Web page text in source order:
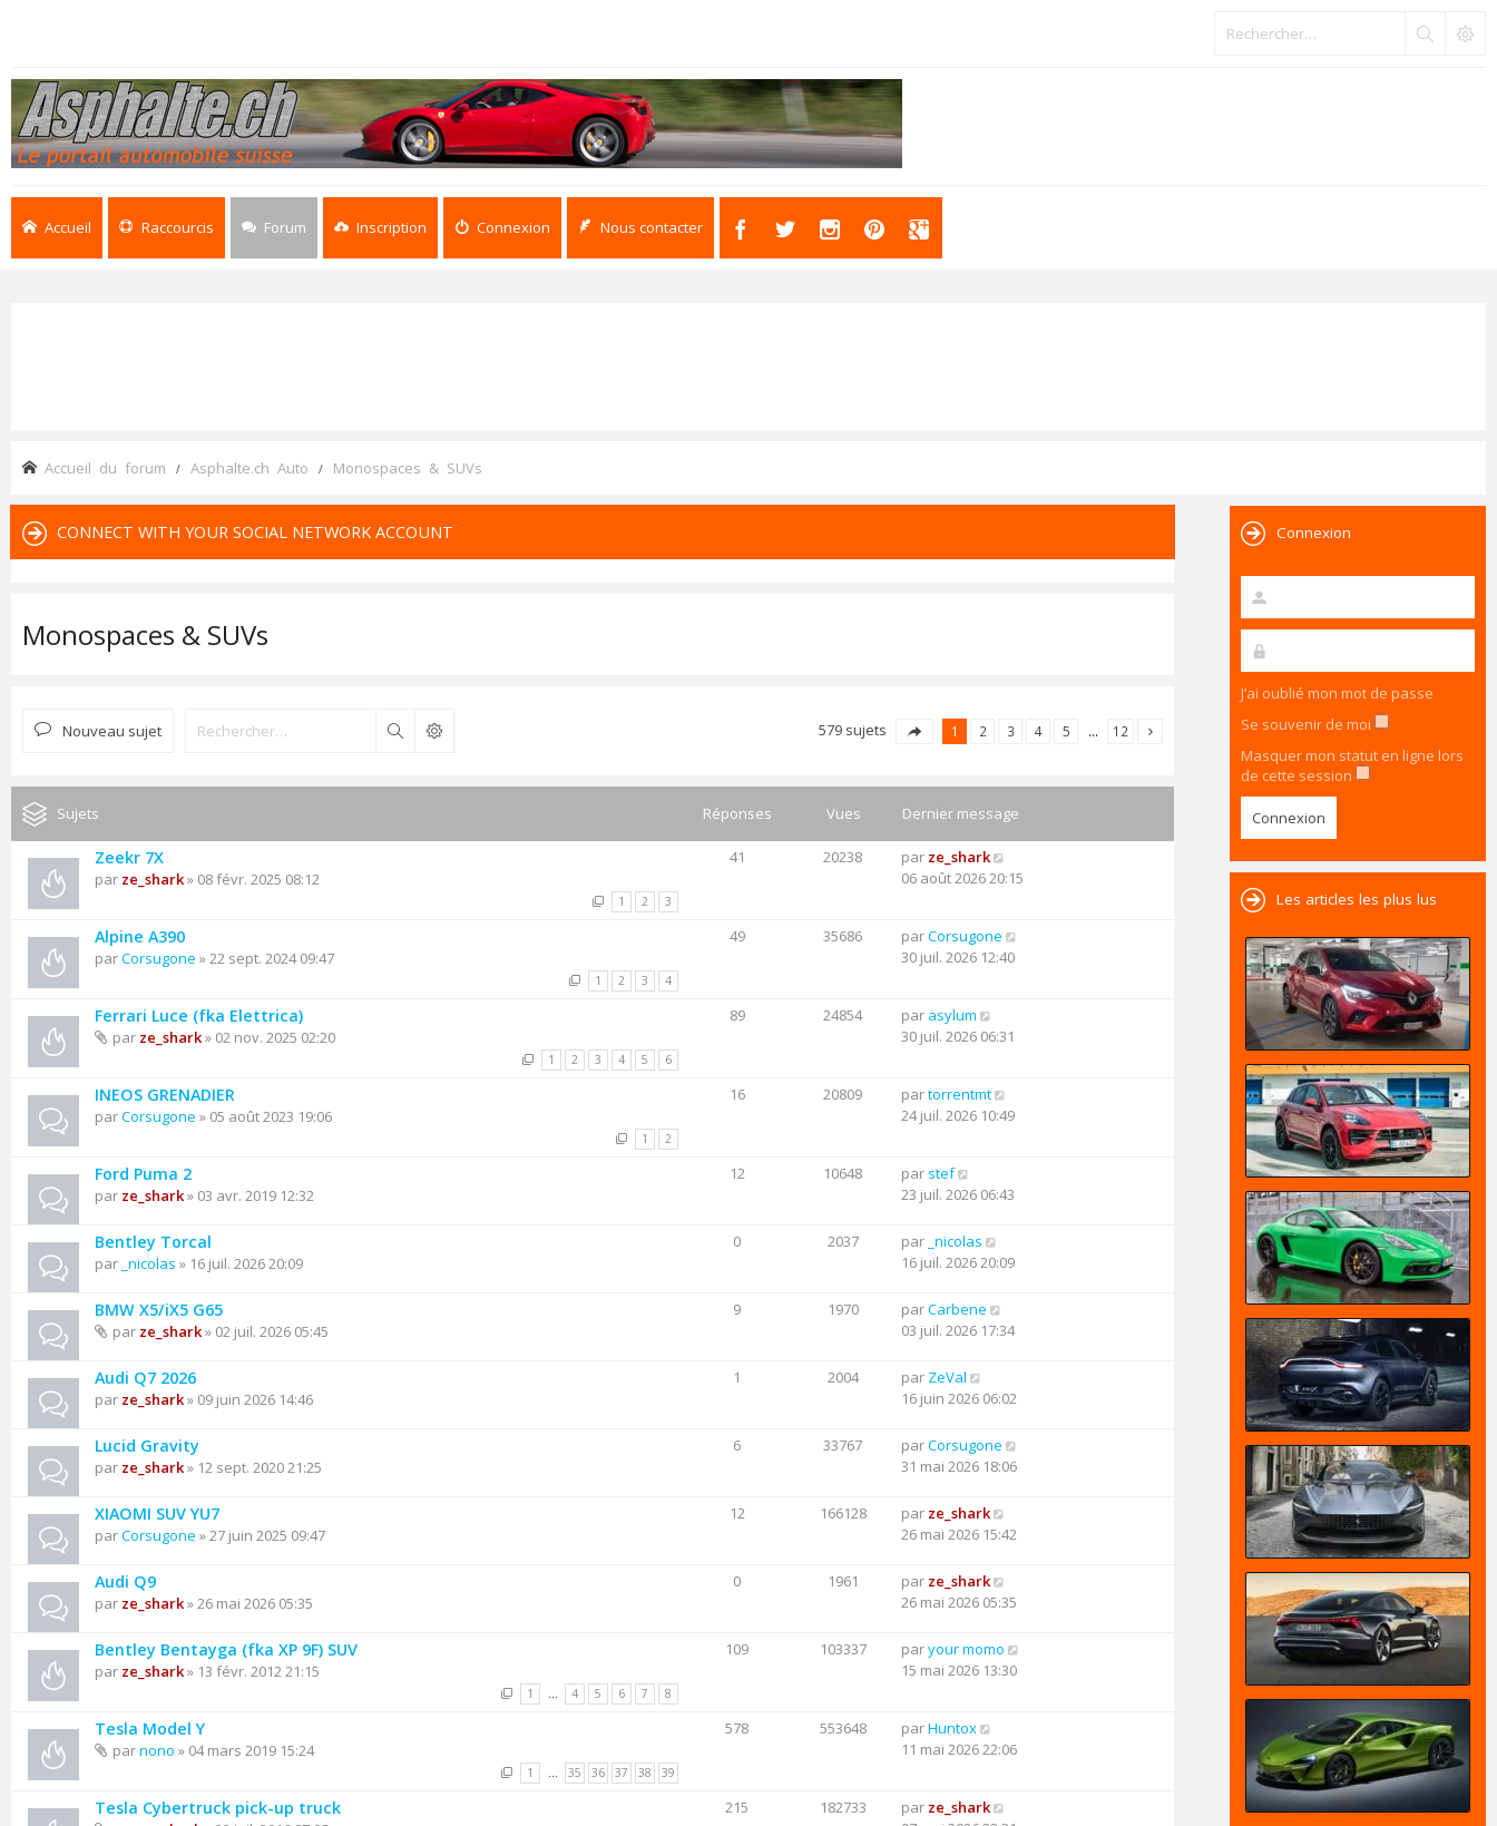
Accueil Raccourcis Forum Inscription Connexion Nous contacter
Accueil du forum Asphalte.ch Auto Monospaces & SUVs
CONNECT WITH YOUR SOCIAL NETWORK ACCOUNT
Monospaces & SUVs
Nouveau sujet Rechercher 579 sujets 1 2 3 4 5 … 12
Sujets Réponses Vues Dernier message
Zeekr 7X
par ze_shark» 08 févr. 2025 08:12
1 2 3
41 20238 par ze_shark
06 août 2026 20:15
Alpine A390
parCorsugone » 22 sept. 2024 09:47
1 2 3 4
49 35686 parCorsugone
30 juil. 2026 12:40
Ferrari Luce (fka Elettrica)
par ze_shark» 02 nov. 2025 02:20
1 2 3 4 5 6
89 24854 par asylum
30 juil. 2026 06:31
INEOS GRENADIER
parCorsugone » 05 août 2023 19:06
1 2
16 20809 partorrentmt
24 juil. 2026 10:49
Ford Puma 2
par ze_shark» 03 avr. 2019 12:32
12 10648 par stef
23 juil. 2026 06:43
Bentley Torcal
par _nicolas » 16 juil. 2026 20:09
0 2037 par _nicolas
16 juil. 2026 20:09
BMW X5/iX5 G65
par ze_shark» 02 juil. 2026 05:45
9 1970 parCarbene
03 juil. 2026 17:34
Audi Q7 2026
par ze_shark» 09 juin 2026 14:46
1 2004 par ZeVal
16 juin 2026 06:02
Lucid Gravity
par ze_shark» 12 sept. 2020 21:25
6 33767 parCorsugone
31 mai 2026 18:06
XIAOMI SUV YU7
parCorsugone » 27 juin 2025 09:47
12 166128 par ze_shark
26 mai 2026 15:42
Audi Q9
par ze_shark» 26 mai 2026 05:35
0 1961 par ze_shark
26 mai 2026 05:35
Bentley Bentayga (fka XP 9F) SUV
par ze_shark» 13 févr. 2012 21:15
1 … 4 5 6 7 8
109 103337 paryour momo
15 mai 2026 13:30
Tesla Model Y
parnono » 04 mars 2019 15:24
1 … 35 36 37 38 39
578 553648 parHuntox
11 mai 2026 22:06
Tesla Cybertruck pick-up truck 215 182733 par ze_shark
Connexion
J’ai oublié mon mot de passe
Se souvenir de moi
Masquer mon statut en ligne lors
de cette session
Les articles les plus lus